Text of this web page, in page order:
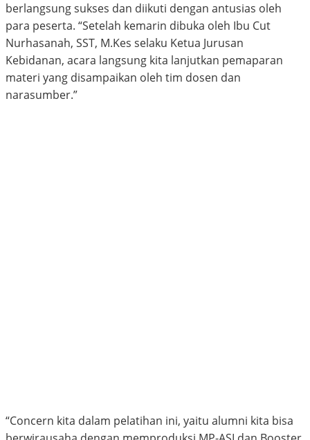
berlangsung sukses dan diikuti dengan antusias oleh
para peserta. “Setelah kemarin dibuka oleh Ibu Cut
Nurhasanah, SST, M.Kes selaku Ketua Jurusan
Kebidanan, acara langsung kita lanjutkan pemaparan
materi yang disampaikan oleh tim dosen dan
narasumber.”